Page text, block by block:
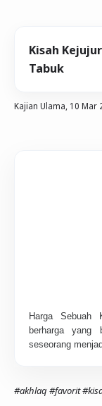
Kisah
Tabuk
Kajian Ulama, 10 Mar
Harga Sebuah
berharga yang
seseorang
#akhlaq #favorit